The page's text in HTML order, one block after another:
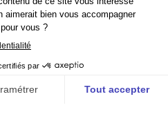
Newsletter